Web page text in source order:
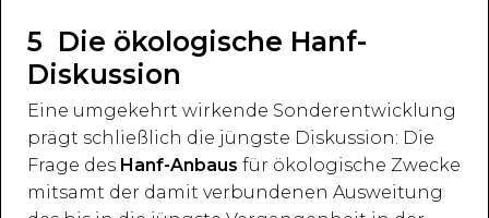
5 Die ökologische Hanf-
Diskussion
Eine umgekehrt wirkende Sonderentwicklung
prägt schließlich die jüngste Diskussion: Die
Frage des Hanf-Anbaus für ökologische Zwecke
mitsamt der damit verbundenen Ausweitung